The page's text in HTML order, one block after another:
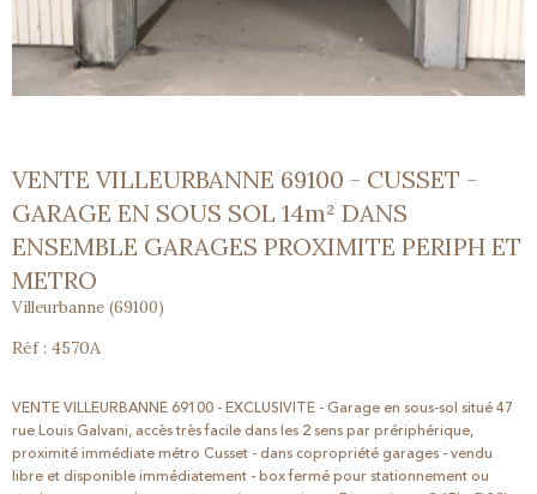
VENTE VILLEURBANNE 69100 - CUSSET -
GARAGE EN SOUS SOL 14m² DANS
ENSEMBLE GARAGES PROXIMITE PERIPH ET
METRO
Villeurbanne (69100)
Réf : 4570A
VENTE VILLEURBANNE 69100 - EXCLUSIVITE - Garage en sous-sol situé 47
rue Louis Galvani, accès très facile dans les 2 sens par prériphérique,
proximité immédiate métro Cusset - dans copropriété garages - vendu
libre et disponible immédiatement - box fermé pour stationnement ou